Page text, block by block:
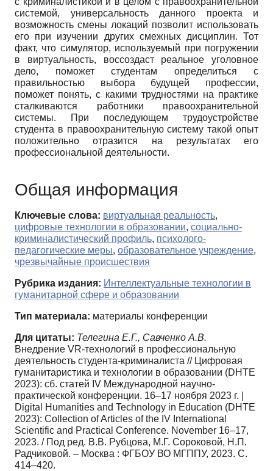
системой, универсальность данного проекта и
возможность смены локаций позволит использовать
его при изучении других смежных дисциплин. Тот
факт, что симулятор, используемый при погружении
в виртуальность, воссоздаст реальное уголовное
дело, поможет студентам определиться с
правильностью выбора будущей профессии,
поможет понять, с какими трудностями на практике
сталкиваются работники правоохранительной
системы. При последующем трудоустройстве
студента в правоохранительную систему такой опыт
положительно отразится на результатах его
профессиональной деятельности.
Общая информация
Ключевые слова: виртуальная реальность,
цифровые технологии в образовании, социально-
криминалистический профиль, психолого-
педагогические меры, образовательное учреждение,
чрезвычайные происшествия
Рубрика издания: Интеллектуальные технологии в
гуманитарной сфере и образовании
Тип материала: материалы конференции
Для цитаты: Телегина Е.Г., Савченко А.В.
Внедрение VR-технологий в профессиональную
деятельность студента-криминалиста // Цифровая
гуманитаристика и технологии в образовании (DHTE
2023): сб. статей IV Международной научно-
практической конференции. 16–17 ноября 2023 г. |
Digital Humanities and Technology in Education (DHTE
2023): Сollection of Articles of the IV International
Scientific and Practical Conference. November 16–17,
2023. / Под ред. В.В. Рубцова, М.Г. Сороковой, Н.П.
Радчиковой. – Москва : ФГБОУ ВО МГППУ, 2023. С.
414–420.